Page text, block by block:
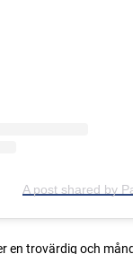
A post shared by
en trovärdig och